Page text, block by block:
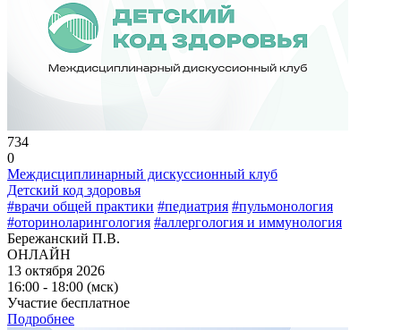
734
0
Междисциплинарный дискуссионный клуб
Детский код здоровья
#врачи общей практики #педиатрия #пульмонология
#оториноларингология #аллергология и иммунология
Бережанский П.В.
ОНЛАЙН
13 октября 2026
16:00 - 18:00 (мск)
Участие бесплатное
Подробнее